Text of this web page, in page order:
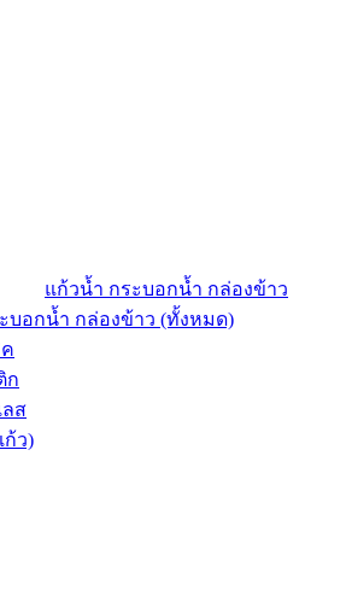
แก้วน้ำ กระบอกน้ำ กล่องข้าว
บอกน้ำ กล่องข้าว (ทั้งหมด)
ก
ลส
ก้ว)